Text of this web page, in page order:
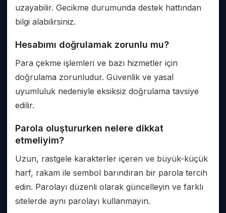
uzayabilir. Gecikme durumunda destek hattından
bilgi alabilirsiniz.
Hesabımı doğrulamak zorunlu mu?
Para çekme işlemleri ve bazı hizmetler için
doğrulama zorunludur. Güvenlik ve yasal
uyumluluk nedeniyle eksiksiz doğrulama tavsiye
edilir.
Parola oluştururken nelere dikkat
etmeliyim?
Uzun, rastgele karakterler içeren ve büyük-küçük
harf, rakam ile sembol barındıran bir parola tercih
edin. Parolayı düzenli olarak güncelleyin ve farklı
sitelerde aynı parolayı kullanmayın.